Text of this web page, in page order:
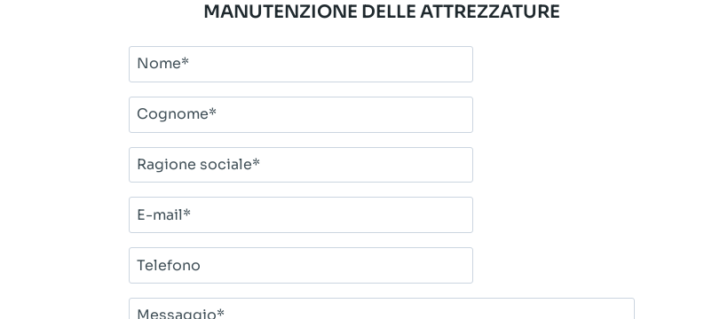
MANUTENZIONE DELLE ATTREZZATURE
Nome*
Cognome*
Ragione
sociale*
E-
mail*
Telefono
Messaggio*